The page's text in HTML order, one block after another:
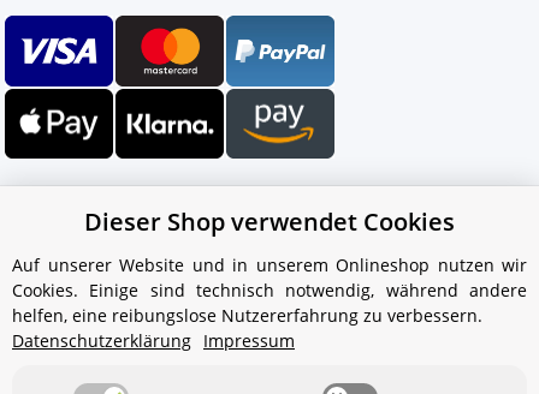
Ihr WhatsApp-Kontakt zum
Service Team
von Aquintos-Wasseraufbereitung
Dieser Shop verwendet Cookies
Auf unserer Website und in unserem Onlineshop nutzen wir
Cookies. Einige sind technisch notwendig, während andere
helfen, eine reibungslose Nutzererfahrung zu verbessern.
Datenschutzerklärung Impressum